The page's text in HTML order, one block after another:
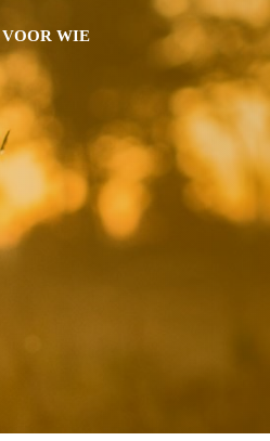
VOOR WIE